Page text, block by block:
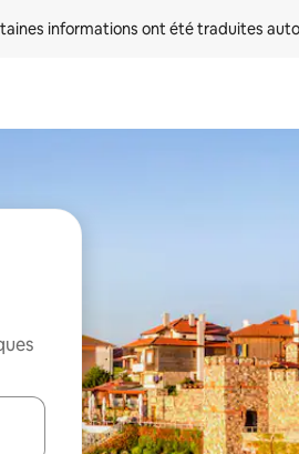
informations ont été traduites
vers le haut et vers le bas pour les